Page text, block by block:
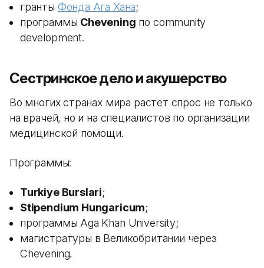
гранты Фонда Ага Хана;
программы Chevening по community
development.
Сестринское дело и акушерство
Во многих странах мира растет спрос не только
на врачей, но и на специалистов по организации
медицинской помощи.
Программы:
Turkiye Burslari;
Stipendium Hungaricum;
программы Aga Khan University;
магистратуры в Великобритании через
Chevening.